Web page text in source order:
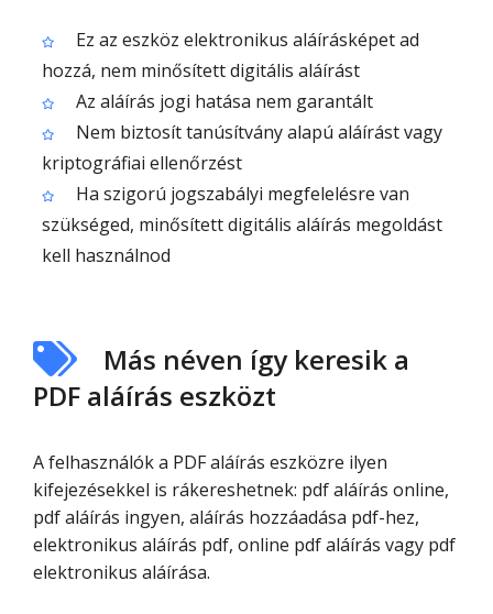
Ez az eszköz elektronikus aláírásképet ad
hozzá, nem minősített digitális aláírást
Az aláírás jogi hatása nem garantált
Nem biztosít tanúsítvány alapú aláírást vagy
kriptográfiai ellenőrzést
Ha szigorú jogszabályi megfelelésre van
szükséged, minősített digitális aláírás megoldást
kell használnod
Más néven így keresik a
PDF aláírás eszközt
A felhasználók a PDF aláírás eszközre ilyen
kifejezésekkel is rákereshetnek: pdf aláírás online,
pdf aláírás ingyen, aláírás hozzáadása pdf-hez,
elektronikus aláírás pdf, online pdf aláírás vagy pdf
elektronikus aláírása.